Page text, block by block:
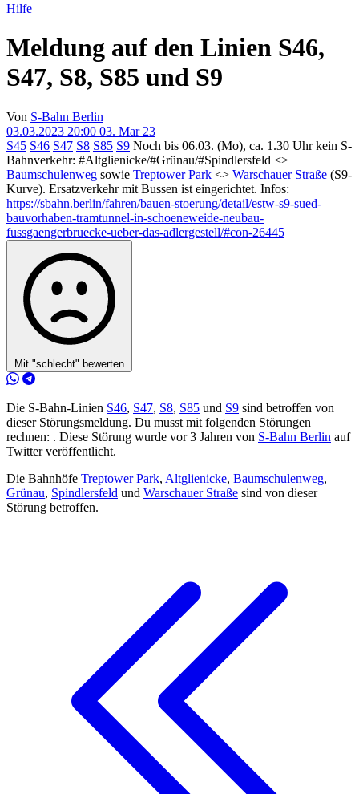
Hilfe
Meldung auf den Linien S46,
S47, S8, S85 und S9
Von S-Bahn Berlin
03.03.2023 20:00 03. Mar 23
S45 S46 S47 S8 S85 S9 Noch bis 06.03. (Mo), ca. 1.30 Uhr kein S-
Bahnverkehr: #Altglienicke/#Grünau/#Spindlersfeld <>
Baumschulenweg sowie Treptower Park <> Warschauer Straße (S9-
Kurve). Ersatzverkehr mit Bussen ist eingerichtet. Infos:
https://sbahn.berlin/fahren/bauen-stoerung/detail/estw-s9-sued-
bauvorhaben-tramtunnel-in-schoeneweide-neubau-
fussgaengerbruecke-ueber-das-adlergestell/#con-26445
Mit "schlecht" bewerten
Die S-Bahn-Linien S46, S47, S8, S85 und S9 sind betroffen von
dieser Störungsmeldung. Du musst mit folgenden Störungen
rechnen: . Diese Störung wurde vor 3 Jahren von S-Bahn Berlin auf
Twitter veröffentlicht.
Die Bahnhöfe Treptower Park, Altglienicke, Baumschulenweg,
Grünau, Spindlersfeld und Warschauer Straße sind von dieser
Störung betroffen.